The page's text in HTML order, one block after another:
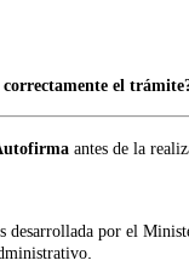
el
antes de la
por el
.